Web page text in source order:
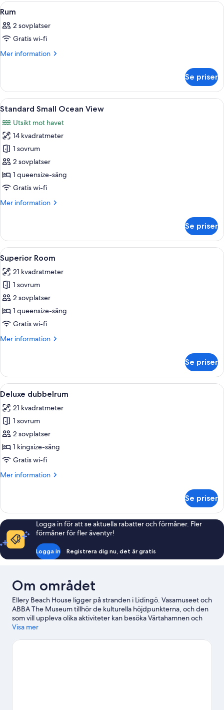
Öppna
alla
foton
för
Rum
Ett sovrum med en stor säng, en
4
Rum
2 sovplatser
Gratis wi-fi
Mer information
Mer
Se priser
Öppna
alla
foton
för
Standard
Small
Ocean
View
Ett hotellrum med en stor säng, ett
2
Standard Small Ocean View
Utsikt mot havet
14 kvadratmeter
1 sovrum
2 sovplatser
1 queensize-säng
Gratis wi-fi
Mer information
Mer
Small
Ocean
View
Se priser
Öppna
alla
foton
för
Superior
Room
Ett modernt sovrum med en stor
3
Superior Room
21 kvadratmeter
1 sovrum
2 sovplatser
1 queensize-säng
Gratis wi-fi
Mer information
Mer
Room
Se priser
Öppna
alla
foton
för
Deluxe
dubbelrum
Ett sovrum med ett stort fönster, en
4
Deluxe dubbelrum
21 kvadratmeter
1 sovrum
2 sovplatser
1 kingsize-säng
Gratis wi-fi
Mer information
Mer
dubbelrum
Se priser
Logga in för att se aktuella rabatter och förmåner. Fler
förmåner för fler äventyr!
Logga in Registrera dig nu, det är gratis
Om området
Ellery Beach House ligger på stranden i Lidingö. Vasamuseet och
ABBA The Museum tillhör de kulturella höjdpunkterna, och den
som vill uppleva olika aktiviteter kan besöka Värtahamnen och
Stockholms Vikingterminal. Sugen på ett evenemang eller en
Avicii Arena. Upplev vattenäventyr som bad i närheten, eller
Visa mer